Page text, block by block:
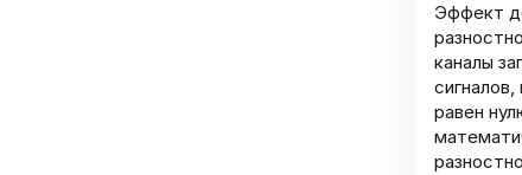
Эффект
каналы
равен